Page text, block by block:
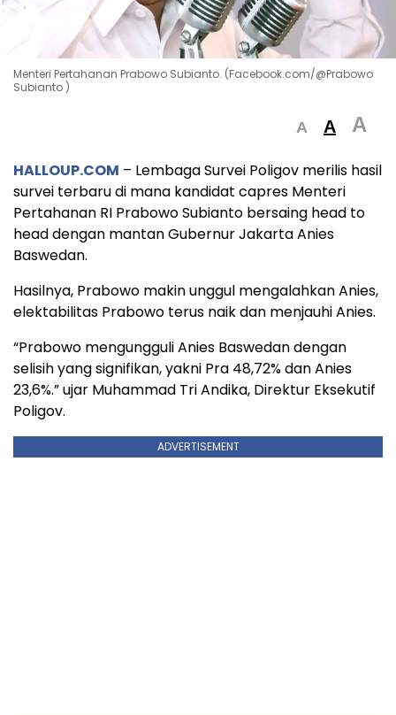
Menteri Pertahanan Prabowo Subianto. (Facebook.com/@Prabowo
Subianto )
A A A
HALLOUP.COM – Lembaga Survei Poligov merilis hasil
survei terbaru di mana kandidat capres Menteri
Pertahanan RI Prabowo Subianto bersaing head to
head dengan mantan Gubernur Jakarta Anies
Baswedan.
Hasilnya, Prabowo makin unggul mengalahkan Anies,
elektabilitas Prabowo terus naik dan menjauhi Anies.
“Prabowo mengungguli Anies Baswedan dengan
selisih yang signifikan, yakni Pra 48,72% dan Anies
23,6%.” ujar Muhammad Tri Andika, Direktur Eksekutif
Poligov.
ADVERTISEMENT